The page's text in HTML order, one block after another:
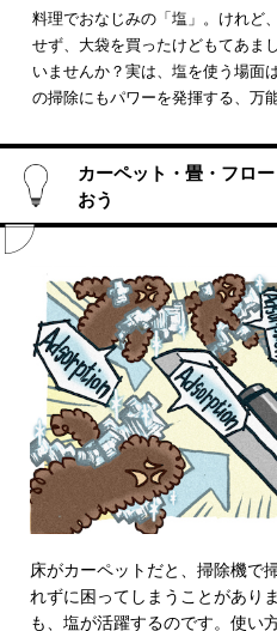
料理でおなじみの「塩」。けれど
せず、大袋を買ったけどもてあ
いませんか？実は、塩を使う場面
の掃除にもパワーを発揮する、万
カーペット・畳・フロ
おう
床がカーペットだと、掃除機で
れずに困ってしまうことがあり
も、塩が活躍するのです。使い